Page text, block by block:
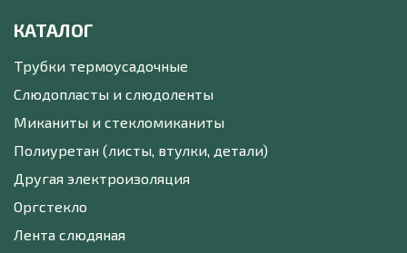
КАТАЛОГ
Трубки термоусадочные
Слюдопласты и слюдоленты
Миканиты и стекломиканиты
Полиуретан (листы, втулки, детали)
Другая электроизоляция
Оргстекло
Лента слюдяная